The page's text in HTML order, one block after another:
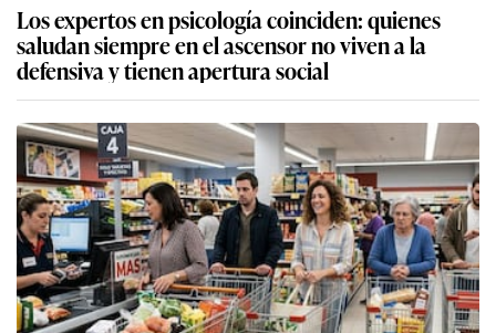
Los expertos en psicología coinciden: quienes
saludan siempre en el ascensor no viven a la
defensiva y tienen apertura social